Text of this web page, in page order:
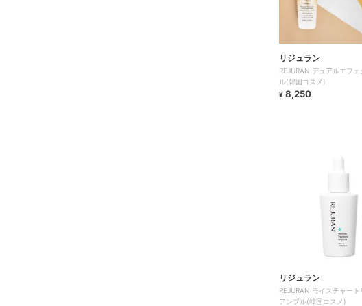
リジュラン
REJURAN デュアルエフ
ル(韓国コスメ)
¥ 8,250
リジュラン
REJURAN モイスチャート
アンプル(韓国コスメ)